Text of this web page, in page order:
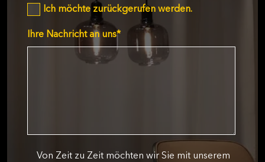
Ich möchte zurückgerufen werden.
Ihre Nachricht an uns*
Von Zeit zu Zeit möchten wir Sie mit unserem